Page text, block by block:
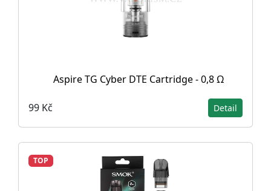
Aspire TG Cyber DTE Cartridge - 0,8 Ω
99 Kč Detail
TOP